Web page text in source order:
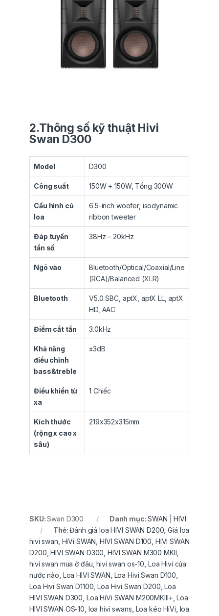
2.Thông số kỹ thuật Hivi
Swan D300
Model D300
Công suất 150W + 150W, Tổng 300W
Cấu hình củ
loa
6.5-inch woofer, isodynamic
ribbon tweeter
Đáp tuyến
tần số
38Hz – 20kHz
Ngõ vào
Bluetooth/Optical/Coaxial/Line
(RCA)/Balanced (XLR)
Bluetooth
V5.0 SBC, aptX, aptX LL, aptX
HD, AAC
Điểm cắt tần 3.0kHz
Khả năng
điều chỉnh
bass&treble
±3dB
Điều khiển từ
xa
1 Chiếc
Kích thước
(rộng x cao x
sâu)
219x352x315mm
SKU:Swan D300 Danh mục:SWAN | HIVI
Thẻ:Đánh giá loa HIVI SWAN D200 ,Giá loa
hivi swan HiVi SWAN ,HIVI SWAN D100 HIVI SWAN
D200 ,HIVI SWAN D300 ,HIVI SWAN M300 MKII
hivi swan mua ở đâu ,hivi swan os-10 Loa Hivi của
nước nào Loa HIVI SWAN Loa Hivi Swan D100
Loa Hivi Swan D1100 ,Loa Hivi Swan D200 ,Loa
HIVI SWAN D300 Loa HiVi SWAN M200MKIII+ ,Loa
HIVI SWAN OS-10 loa hivi swans Loa kéo HiVi loa